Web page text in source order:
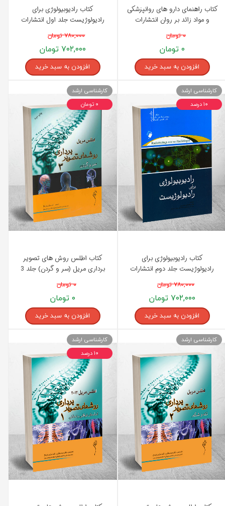
کتاب راهنمای دارو های روانپزشکی
و مواد زائد بر روان انتشارات
۰ تومان
۰ تومان
افزودن به سبد خرید
کتاب رادیوبیولوژی برای
رادیولوژیست جلد اول انتشارات
۷۸۰,۰۰۰ تومان
۷۰۲,۰۰۰ تومان
افزودن به سبد خرید
کتاب رادیوبیولوژی برای
رادیولوژیست جلد دوم انتشارات
۷۸۰,۰۰۰ تومان
۷۰۲,۰۰۰ تومان
افزودن به سبد خرید
کارشناسی ارشد
۱۰ درصد
کتاب اطلس روش های تصویر
برداری مریل (سر و گردن) جلد 3
۰ تومان
۰ تومان
افزودن به سبد خرید
کارشناسی ارشد
۰ تومان
کارشناسی ارشد
کارشناسی ارشد
۱۰ درصد